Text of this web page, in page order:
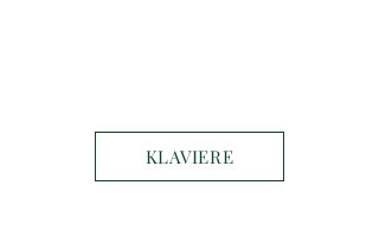
KLAVIERE